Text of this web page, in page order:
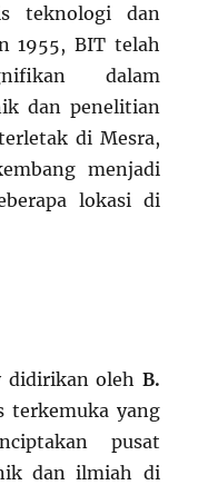
teknologi dan
1955, BIT telah
dalam
dan penelitian
di Mesra,
menjadi
lokasi di
didirikan oleh B.
terkemuka yang
pusat
dan ilmiah di